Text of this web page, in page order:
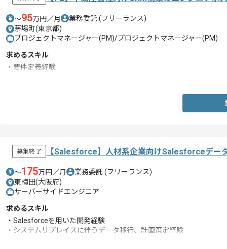
〜95万円／月 業務委託 (フリーランス)
茅場町(東京都)
プロジェクトマネージャー(PM)/プロジェクトマネージャー(PM)
求めるスキル
・要件定義経験
募集終了 【Salesforce】人材系企業向けSalesforceデー
〜175万円／月 業務委託 (フリーランス)
東梅田(大阪府)
サーバーサイドエンジニア
求めるスキル
・Salesforceを用いた開発経験
・システムリプレイスに伴うデータ移行、計画策定経験